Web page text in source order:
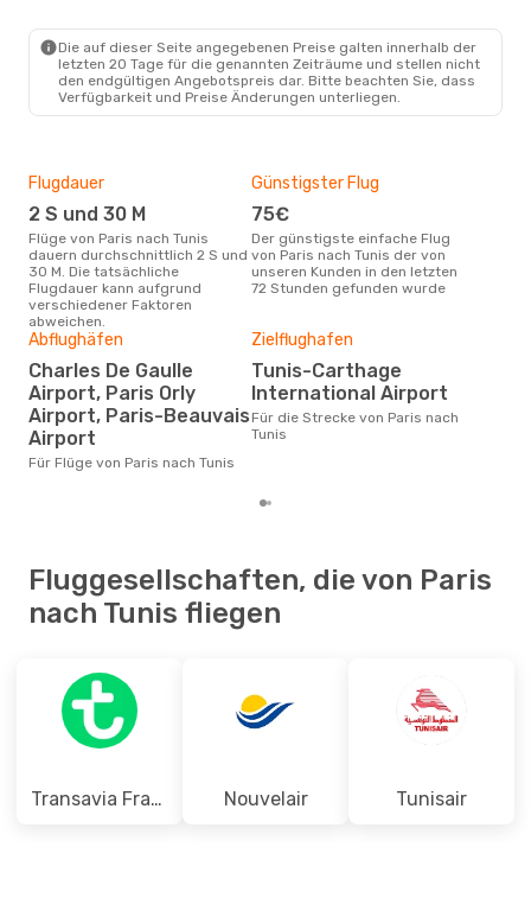
Die auf dieser Seite angegebenen Preise galten innerhalb der
letzten 20 Tage für die genannten Zeiträume und stellen nicht
den endgültigen Angebotspreis dar. Bitte beachten Sie, dass
Verfügbarkeit und Preise Änderungen unterliegen.
Flugdauer
2 S und 30 M
Flüge von Paris nach Tunis
dauern durchschnittlich 2 S und
30 M. Die tatsächliche
Flugdauer kann aufgrund
verschiedener Faktoren
abweichen.
Günstigster Flug
75€
Der günstigste einfache Flug
von Paris nach Tunis der von
unseren Kunden in den letzten
72 Stunden gefunden wurde
Abflughäfen
Charles De Gaulle
Airport, Paris Orly
Airport, Paris-Beauvais
Airport
Für Flüge von Paris nach Tunis
Zielflughafen
Tunis-Carthage
International Airport
Für die Strecke von Paris nach
Tunis
Fluggesellschaften, die von Paris
nach Tunis fliegen
Transavia France Nouvelair Tunisair